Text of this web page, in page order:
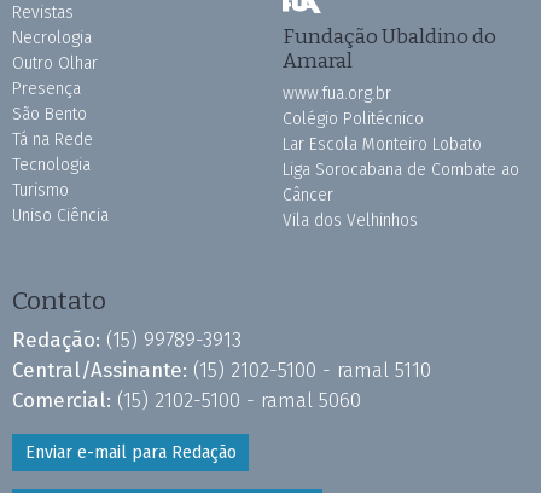
Revistas
Necrologia
Outro Olhar
Presença
São Bento
Tá na Rede
Tecnologia
Turismo
Uniso Ciência
Fundação Ubaldino do
Amaral
www.fua.org.br
Colégio Politécnico
Lar Escola Monteiro Lobato
Liga Sorocabana de Combate ao
Câncer
Vila dos Velhinhos
Contato
Redação: (15) 99789-3913
Central/Assinante: (15) 2102-5100 - ramal 5110
Comercial: (15) 2102-5100 - ramal 5060
Enviar e-mail para Redação